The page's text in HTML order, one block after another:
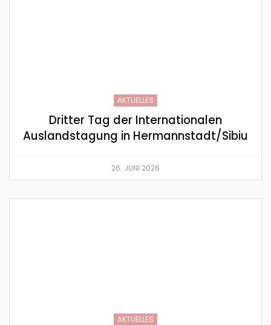
AKTUELLES
Dritter Tag der Internationalen
Auslandstagung in Hermannstadt/Sibiu
26. JUNI 2026
AKTUELLES